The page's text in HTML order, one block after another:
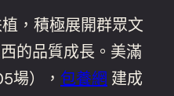
，積極展開群眾文
的品質成長。美滿
場）， 包養網 建成